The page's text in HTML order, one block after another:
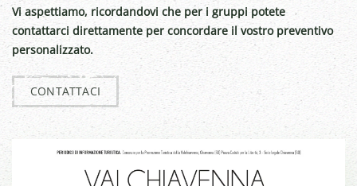
Vi aspettiamo, ricordandovi che per i gruppi potete
contattarci direttamente per concordare il vostro preventivo
personalizzato.
CONTATTACI